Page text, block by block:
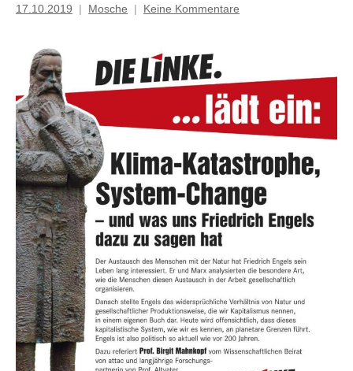
17.10.2019 Mosche Keine Kommentare